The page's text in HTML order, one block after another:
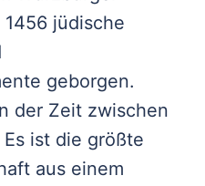
jüdische
geborgen.
der Zeit zwischen
Es ist die größte
aus einem